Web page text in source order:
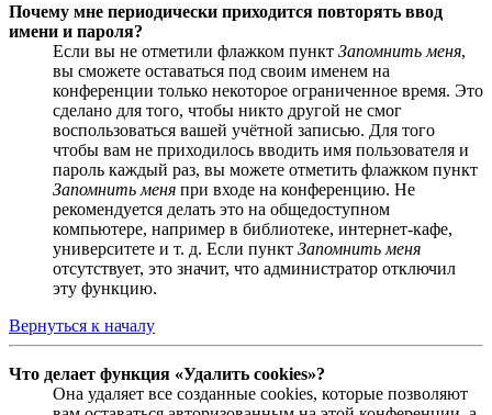
Почему мне периодически приходится повторять ввод
имени и пароля?
Если вы не отметили флажком пункт Запомнить меня,
вы сможете оставаться под своим именем на
конференции только некоторое ограниченное время. Это
сделано для того, чтобы никто другой не смог
воспользоваться вашей учётной записью. Для того
чтобы вам не приходилось вводить имя пользователя и
пароль каждый раз, вы можете отметить флажком пункт
Запомнить меня при входе на конференцию. Не
рекомендуется делать это на общедоступном
компьютере, например в библиотеке, интернет-кафе,
университете и т. д. Если пункт Запомнить меня
отсутствует, это значит, что администратор отключил
эту функцию.
Вернуться к началу
Что делает функция «Удалить cookies»?
Она удаляет все созданные cookies, которые позволяют